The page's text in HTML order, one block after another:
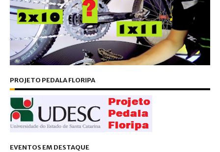
PROJETO PEDALA FLORIPA
EVENTOS EM DESTAQUE